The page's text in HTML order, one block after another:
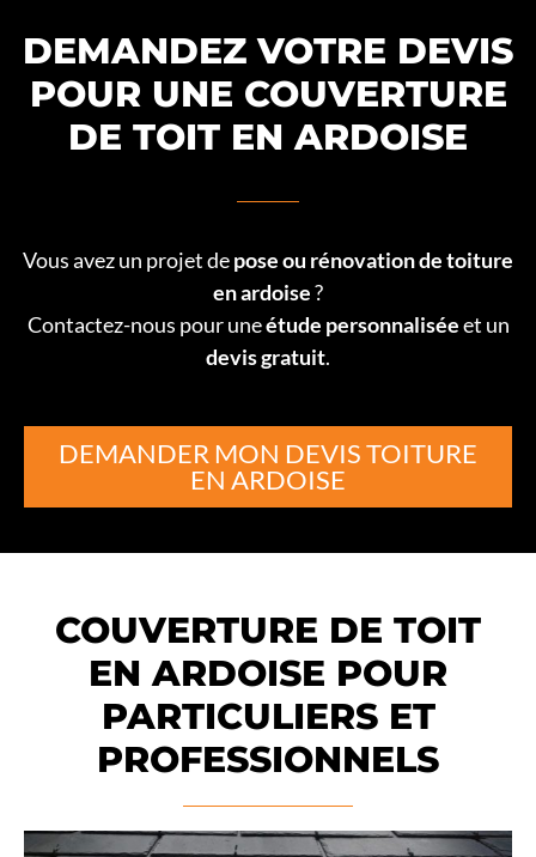
DEMANDEZ VOTRE DEVIS
POUR UNE COUVERTURE
DE TOIT EN ARDOISE
Vous avez un projet depose ou rénovation de toiture
en ardoise?
Contactez-nous pour uneétude personnaliséeet un
devis gratuit.
DEMANDER MON DEVIS TOITURE
EN ARDOISE
COUVERTURE DE TOIT
EN ARDOISE POUR
PARTICULIERS ET
PROFESSIONNELS